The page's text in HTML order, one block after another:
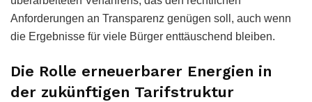
Anforderungen an Transparenz genügen soll, auch wenn
die Ergebnisse für viele Bürger enttäuschend bleiben.
Die Rolle erneuerbarer Energien in
der zukünftigen Tarifstruktur